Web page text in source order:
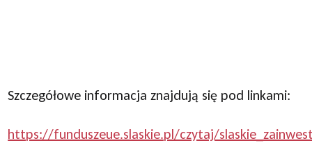
Szczegółowe informacja znajdują się pod linkami:
https://funduszeue.slaskie.pl/czytaj/